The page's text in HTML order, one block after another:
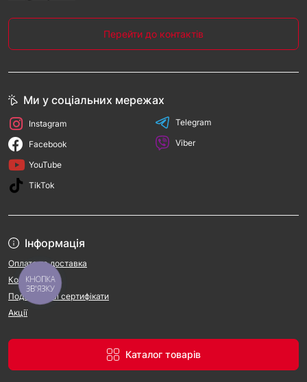
Перейти до контактів
Інформація
Оплата та доставка
Контакти
Подарункові сертифікати
Акції
Каталог товарів
Ми у соціальних мережах
Instagram
Facebook
YouTube
TikTok
Telegram
Viber
КНОПКА
ЗВ'ЯЗКУ